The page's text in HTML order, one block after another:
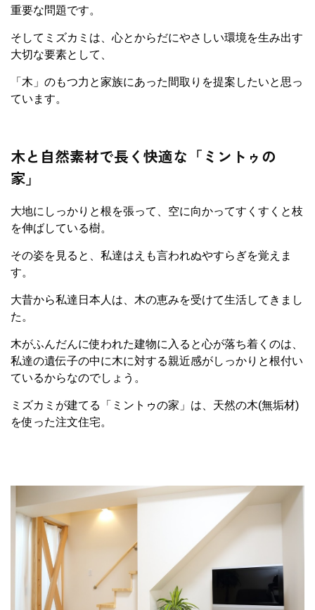
重要な問題です。
そしてミズカミは、心とからだにやさしい環境を生み出す
大切な要素として、
「木」のもつ力と家族にあった間取りを提案したいと思っ
ています。
木と自然素材で長く快適な「ミントゥの
家」
大地にしっかりと根を張って、空に向かってすくすくと枝
を伸ばしている樹。
その姿を見ると、私達はえも言われぬやすらぎを覚えま
す。
大昔から私達日本人は、木の恵みを受けて生活してきまし
た。
木がふんだんに使われた建物に入ると心が落ち着くのは、
私達の遺伝子の中に木に対する親近感がしっかりと根付い
ているからなのでしょう。
ミズカミが建てる「ミントゥの家」は、天然の木(無垢材)
を使った注文住宅。